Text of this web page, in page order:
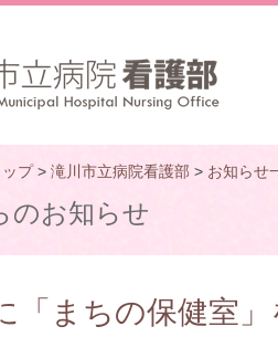
プ> 滝川市立病院看護部 > お知らせ
のお知らせ
「まちの保健室